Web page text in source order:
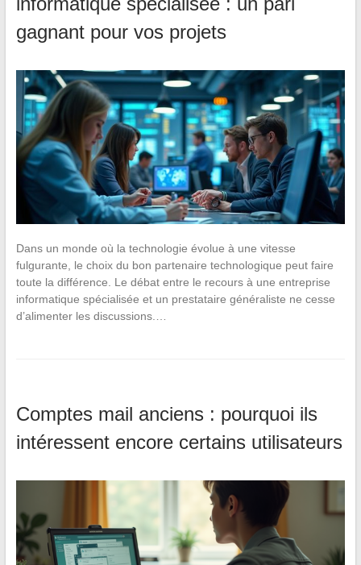
gagnant pour vos projets
Dans un monde où la technologie évolue à une vitesse
fulgurante, le choix du bon partenaire technologique peut faire
toute la différence. Le débat entre le recours à une entreprise
informatique spécialisée et un prestataire généraliste ne cesse
d’alimenter les discussions.…
Comptes mail anciens : pourquoi ils
intéressent encore certains utilisateurs